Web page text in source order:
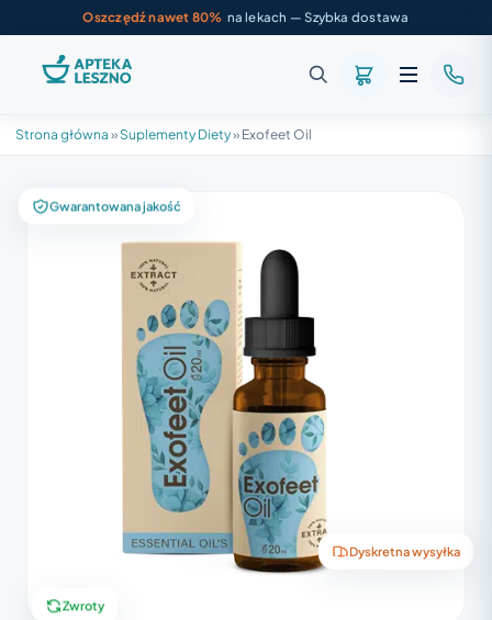
Oszczędź nawet 80% na lekach — Szybka dostawa
Strona główna » Suplementy Diety» Exofeet Oil
Gwarantowana jakość
Dyskretna wysyłka
Zwroty